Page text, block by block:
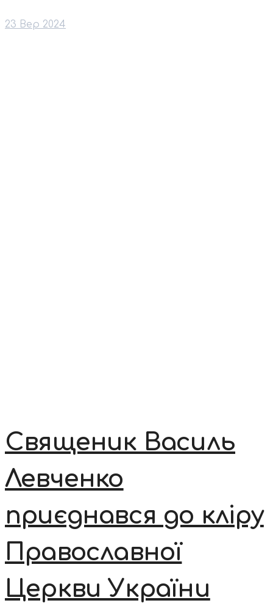
23 Вер 2024
Священик Василь
Левченко
приєднався до кліру
Православної
Церкви України